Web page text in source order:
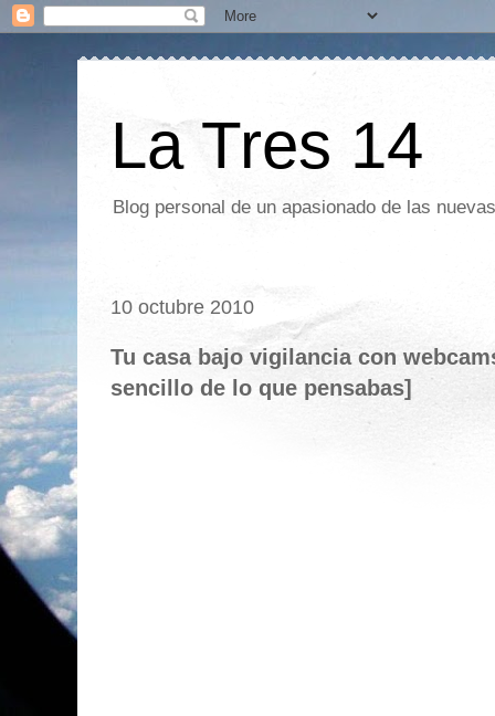
La Tres 14
Blog personal de un apasionado de las
10 octubre 2010
Tu casa bajo vigilancia con
sencillo de lo que pensabas]